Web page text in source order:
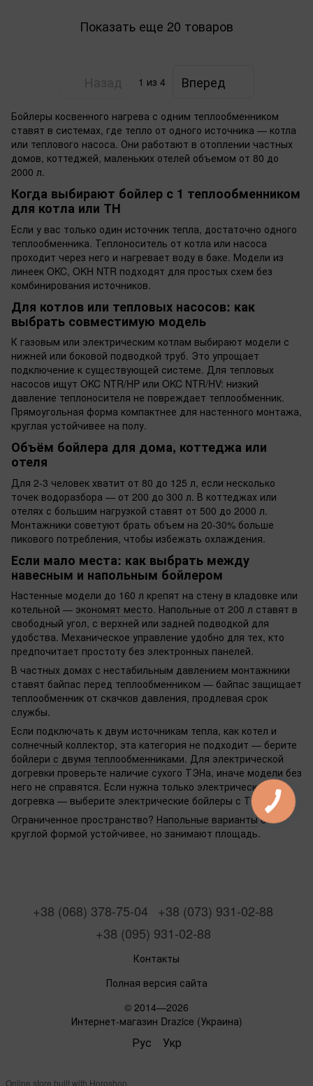
Показать еще 20 товаров
1 из 4 Вперед
Бойлеры косвенного нагрева с одним теплообменником
ставят в системах, где тепло от одного источника — котла
или теплового насоса. Они работают в отоплении частных
домов, коттеджей, маленьких отелей объемом от 80 до
2000 л.
Когда выбирают бойлер с 1 теплообменником
для котла или ТН
Если у вас только один источник тепла, достаточно одного
теплообменника. Теплоноситель от котла или насоса
проходит через него и нагревает воду в баке. Модели из
линеек OKC, OKH NTR подходят для простых схем без
комбинирования источников.
Для котлов или тепловых насосов: как
выбрать совместимую модель
К газовым или электрическим котлам выбирают модели с
нижней или боковой подводкой труб. Это упрощает
подключение к существующей системе. Для тепловых
насосов ищут OKC NTR/HP или OKC NTR/HV: низкий
давление теплоносителя не повреждает теплообменник.
Прямоугольная форма компактнее для настенного монтажа,
круглая устойчивее на полу.
Объём бойлера для дома, коттеджа или
отеля
Для 2-3 человек хватит от 80 до 125 л, если несколько
точек водоразбора — от 200 до 300 л. В коттеджах или
отелях с большим нагрузкой ставят от 500 до 2000 л.
Монтажники советуют брать объем на 20-30% больше
пикового потребления, чтобы избежать охлаждения.
Если мало места: как выбрать между
навесным и напольным бойлером
Настенные модели до 160 л крепят на стену в кладовке или
котельной — экономят место. Напольные от 200 л ставят в
свободный угол, с верхней или задней подводкой для
удобства. Механическое управление удобно для тех, кто
предпочитает простоту без электронных панелей.
В частных домах с нестабильным давлением монтажники
ставят байпас перед теплообменником — байпас защищает
теплообменник от скачков давления, продлевая срок
службы.
Если подключать к двум источникам тепла, как котел и
солнечный коллектор, эта категория не подходит — берите
бойлери с двумя теплообменниками. Для электрической
догревки проверьте наличие сухого ТЭНа, иначе модели без
него не справятся. Если нужна только электрическая
догревка — выберите электрические бойлеры с ТЭНом.
Ограниченное пространство? Напольные вариантыс
круглой формой устойчивее, но занимают площадь.
+38 (068) 378-75-04
+38 (073) 931-02-88
+38 (095) 931-02-88
Контакты
Полная версия сайта
© 2014—2026
Интернет-магазин Drazice (Украина)
Рус Укр
Online store built with Horoshop